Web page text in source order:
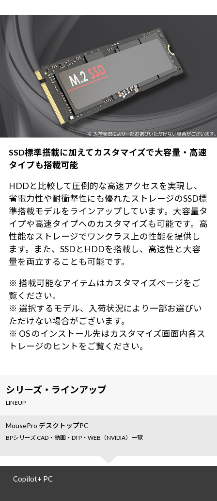
SSD標準搭載に加えてカスタマイズで大容量・高速
タイプも搭載可能
HDDと比較して圧倒的な高速アクセスを実現し、
省電力性や耐衝撃性にも優れたストレージのSSD標
準搭載モデルをラインアップしています。大容量タ
イプや高速タイプへのカスタマイズも可能です。高
性能なストレージでワンクラス上の性能を提供し
ます。また、SSDとHDDを搭載し、高速性と大容
量を両立することも可能です。
※ 搭載可能なアイテムはカスタマイズページをご
覧ください。
※ 選択するモデル、入荷状況により一部お選びい
ただけない場合がございます。
※ OS のインストール先はカスタマイズ画面内各ス
トレージのヒントをご覧ください。
シリーズ・ラインアップ
LINEUP
MousePro デスクトップPC
BPシリーズ CAD・動画・DTP・WEB（NVIDIA）一覧
Copilot+ PC